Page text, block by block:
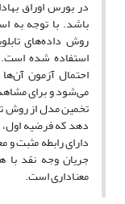
باشد. با توجه به
تخمین مدل از روش
دهد که فرضیه اول،
دارای رابطه مثبت
جریان وجه نقد با
معناداری است.